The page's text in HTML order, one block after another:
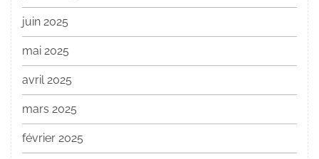
juin 2025
mai 2025
avril 2025
mars 2025
février 2025